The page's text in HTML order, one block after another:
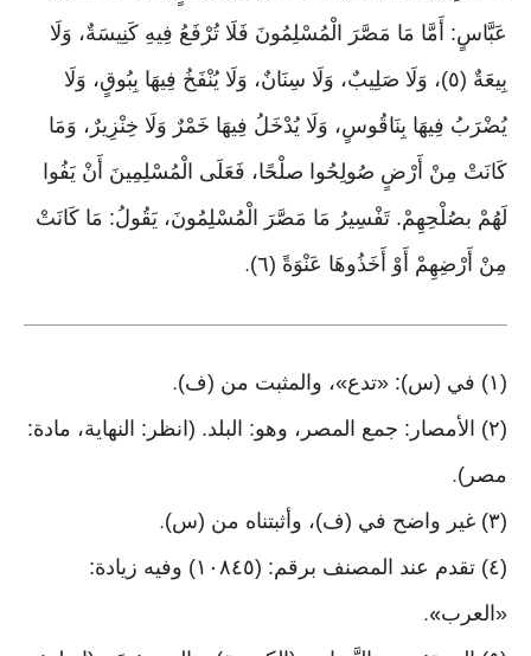
عَبَّاسٍ: أَمَّا مَا مَصَّرَ الْمُسْلِمُونَ فَلَا تُرْفَعُ فِيهِ كَنِيسَةٌ، وَلَا
بِيعَةٌ (٥)، وَلَا صَلِيبٌ، وَلَا سِنَانٌ، وَلَا يُنْفَخُ فِيهَا بِبُوقٍ، وَلَا
يُضْرَبُ فِيهَا بِنَاقُوسٍ، وَلَا يُدْخَلُ فِيهَا خَمْرٌ وَلَا خِنْزِيرٌ، وَمَا
كَانَتْ مِنْ أَرْضٍ صُولِحُوا صلْحًا، فَعَلَى الْمُسْلِمِينَ أَنْ يَفُوا
لَهُمْ بصُلْحِهِمْ. تَفْسِيرُ مَا مَصَّرَ الْمُسْلِمُونَ، يَقُولُ: مَا كَانَتْ
مِنْ أَرْضِهِمْ أَوْ أَخَذُوهَا عَنْوَةً (٦)
.
(١) في (س): «تدع»، والمثبت من (ف) .
(٢) الأمصار: جمع المصر، وهو: البلد. (انظر: النهاية، مادة:
مصر).
(٣) غير واضح في (ف)، وأثبتناه من (س) .
(٤) تقدم عند المصنف برقم: (١٠٨٤٥) وفيه زيادة:
«العرب».